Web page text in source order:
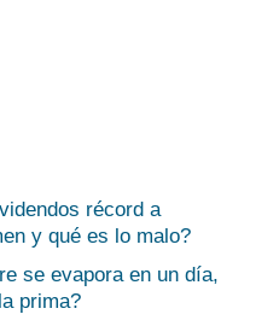
récord a
y qué es lo malo?
se evapora en un día,
prima?